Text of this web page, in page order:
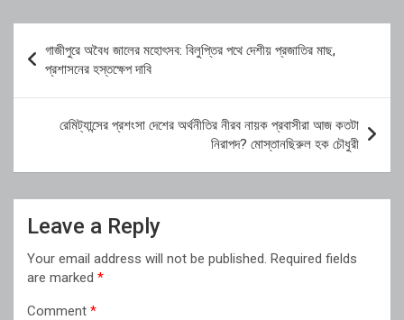
navigation
গাজীপুরে অবৈধ জালের মহোৎসব: বিলুপ্তির পথে দেশীয় প্রজাতির মাছ,
প্রশাসনের হস্তক্ষেপ দাবি
রেমিট্যান্সের প্রশংসা দেশের অর্থনীতির নীরব নায়ক প্রবাসীরা আজ কতটা
নিরাপদ? মোস্তানছিরুল হক চৌধুরী
Leave a Reply
Your email address will not be published. Required fields
are marked *
Comment *